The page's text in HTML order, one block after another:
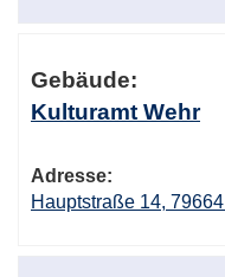
Gebäude:
Kulturamt Wehr
Adresse:
Hauptstraße 14,